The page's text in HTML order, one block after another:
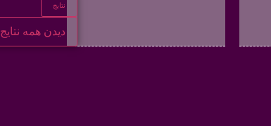
نتایج
دیدن همه نتایج